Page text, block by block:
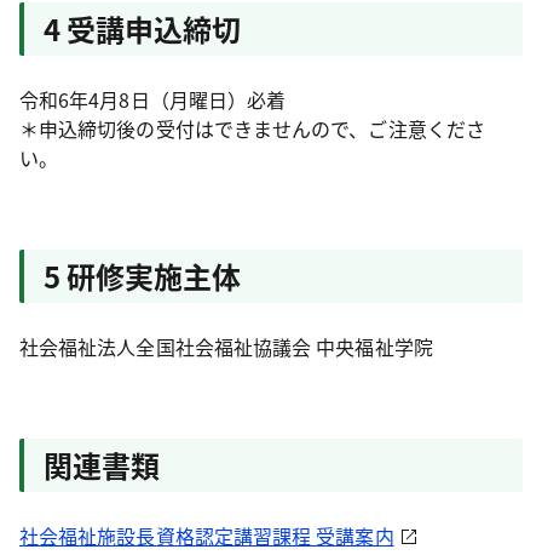
4 受講申込締切
令和6年4月8日（月曜日）必着
＊申込締切後の受付はできませんので、ご注意くださ
い。
5 研修実施主体
社会福祉法人全国社会福祉協議会 中央福祉学院
関連書類
社会福祉施設長資格認定講習課程 受講案内